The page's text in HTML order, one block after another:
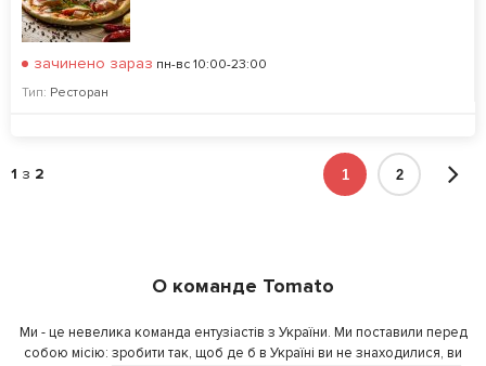
зачинено зараз пн-вс 10:00-23:00
Тип: Ресторан
1 з 2 1 2
О команде Tomato
Ми - це невелика команда ентузіастів з України. Ми поставили перед
собою місію: зробити так, щоб де б в Україні ви не знаходилися, ви